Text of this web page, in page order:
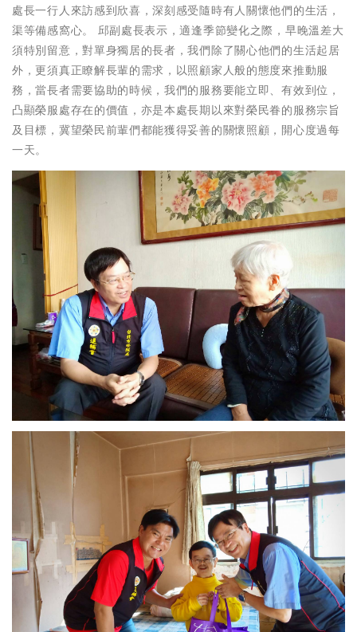
處長一行人來訪感到欣喜，深刻感受隨時有人關懷他們的生活，
渠等備感窩心。 邱副處長表示，適逢季節變化之際，早晚溫差大
須特別留意，對單身獨居的長者，我們除了關心他們的生活起居
外，更須真正瞭解長輩的需求，以照顧家人般的態度來推動服
務，當長者需要協助的時候，我們的服務要能立即、有效到位，
凸顯榮服處存在的價值，亦是本處長期以來對榮民眷的服務宗旨
及目標，冀望榮民前輩們都能獲得妥善的關懷照顧，開心度過每
一天。